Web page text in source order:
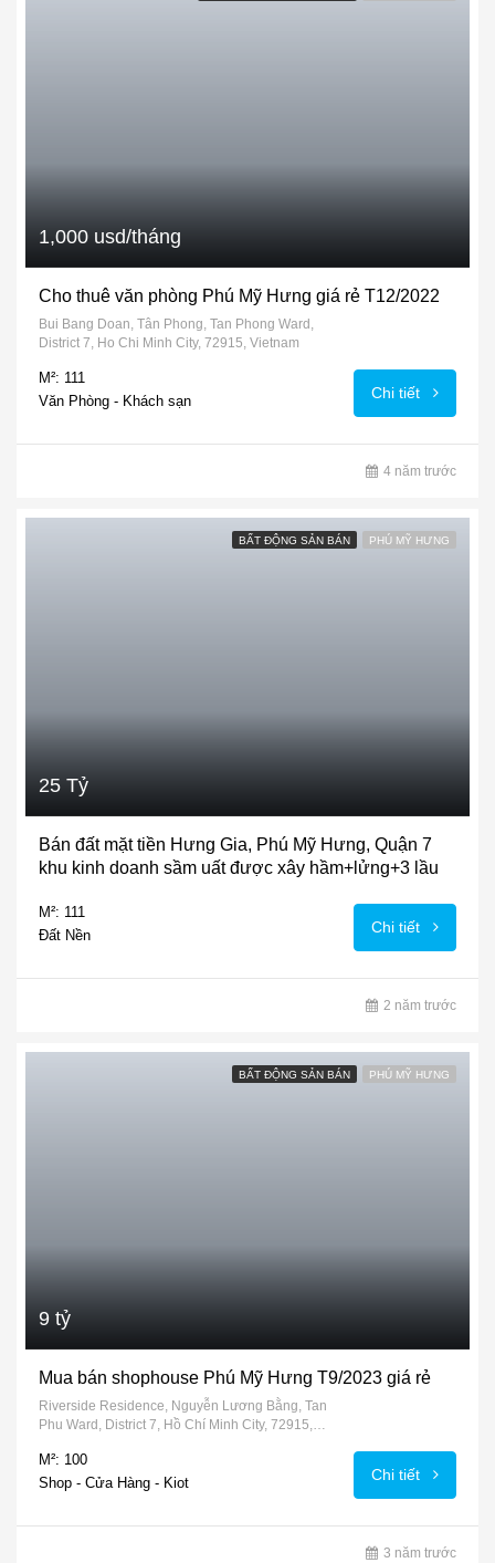
1,000 usd/tháng
Cho thuê văn phòng Phú Mỹ Hưng giá rẻ T12/2022
Bui Bang Doan, Tân Phong, Tan Phong Ward,
District 7, Ho Chi Minh City, 72915, Vietnam
M²: 111
Văn Phòng - Khách sạn
Chi tiết
4 năm trước
BẤT ĐỘNG SẢN BÁN PHÚ MỸ HƯNG
25 Tỷ
Bán đất mặt tiền Hưng Gia, Phú Mỹ Hưng, Quận 7
khu kinh doanh sầm uất được xây hầm+lửng+3 lầu
M²: 111
Đất Nền
Chi tiết
2 năm trước
BẤT ĐỘNG SẢN BÁN PHÚ MỸ HƯNG
9 tỷ
Mua bán shophouse Phú Mỹ Hưng T9/2023 giá rẻ
Riverside Residence, Nguyễn Lương Bằng, Tan
Phu Ward, District 7, Hồ Chí Minh City, 72915,
M²: 100
Shop - Cửa Hàng - Kiot
Chi tiết
3 năm trước